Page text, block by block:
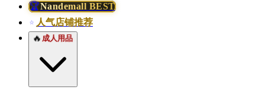
🏆Nandemall BEST
⭐ 人气店铺推荐
🔥 成人用品